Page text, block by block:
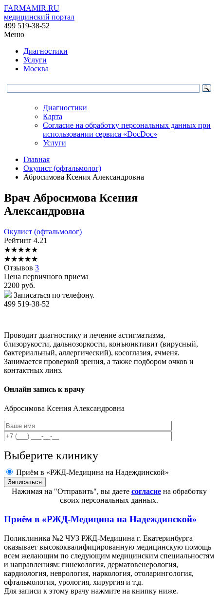
FARMAMIR.RU
медицинский портал
499 519-38-52
Меню
Диагностики
Услуги
Москва
Диагностики
Карта
Согласие на обработку персональных данных при
использовании сервиса «DocDoc»
Услуги
Главная
Окулист (офтальмолог)
Абросимова Ксения Александровна
Врач Абросимова Ксения
Александровна
Окулист (офтальмолог)
Рейтинг 4.21
★★★★★
★★★★★
Отзывов 3
Цена первичного приема
2200 руб.
Записаться по телефону.
499 519-38-52
Проводит диагностику и лечение астигматизма,
близорукости, дальнозоркости, конъюнктивит (вирусный,
бактериальный, аллергический), косоглазия, ячменя.
Занимается проверкой зрения, а также подбором очков и
контактных линз.
Онлайн запись к врачу
Абросимова Ксения Александровна
Выберите клинику
Приём в «РЖД-Медицина на Надеждинской»
Нажимая на "Отправить", вы даете согласиена обработку
своих персональных данных.
Приём в «РЖД-Медицина на Надеждинской»
Поликлиника №2 ЧУЗ РЖД-Медицина г. Екатеринбурга
оказывает высококвалифицированную медицинскую помощь
всем желающим по следующим медицинским специальностям
и направлениям: гинекология, дерматовенерология,
кардиология, неврология, наркология, отоларингология,
офтальмология, урология, хирургия и т.д.
Для записи к этому врачу нажмите на книпку ниже.